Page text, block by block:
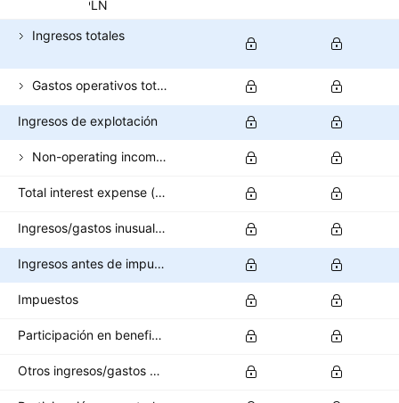
Divisa: PLN
Ingresos totales
Gastos operativos totales
Ingresos de explotación
Non-operating income (excl. interest expenses)
Total interest expense (banks)
Ingresos/gastos inusuales
Ingresos antes de impuestos
Impuestos
Participación en beneficios
Otros ingresos/gastos después de impuestos